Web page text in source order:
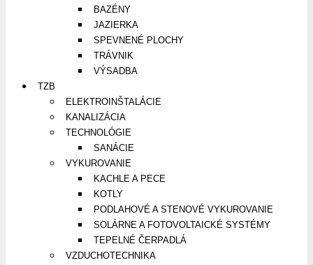
BAZÉNY
JAZIERKA
SPEVNENÉ PLOCHY
TRÁVNIK
VÝSADBA
TZB
ELEKTROINŠTALÁCIE
KANALIZÁCIA
TECHNOLÓGIE
SANÁCIE
VYKUROVANIE
KACHLE A PECE
KOTLY
PODLAHOVÉ A STENOVÉ VYKUROVANIE
SOLÁRNE A FOTOVOLTAICKÉ SYSTÉMY
TEPELNÉ ČERPADLÁ
VZDUCHOTECHNIKA